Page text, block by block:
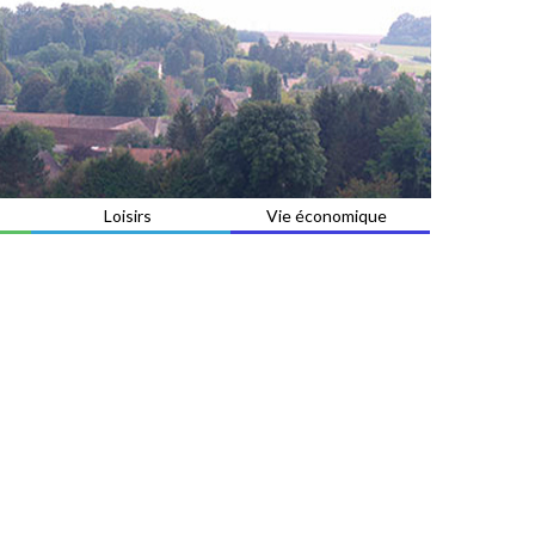
Loisirs Vie économique